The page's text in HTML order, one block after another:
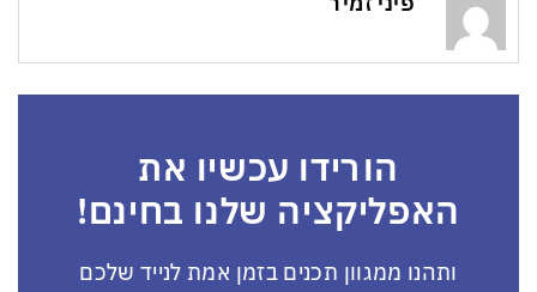
הורידו עכשיו את
האפליקציה שלנו בחינם!
ותהנו ממגוון תכנים בזמן אמת לנייד שלכם